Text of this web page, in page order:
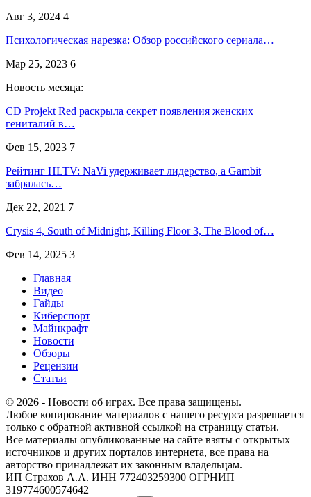
Авг 3, 2024 4
Психологическая нарезка: Обзор российского сериала…
Мар 25, 2023 6
Новость месяца:
CD Projekt Red раскрыла секрет появления женских
гениталий в…
Фев 15, 2023 7
Рейтинг HLTV: NaVi удерживает лидерство, а Gambit
забралась…
Дек 22, 2021 7
Crysis 4, South of Midnight, Killing Floor 3, The Blood of…
Фев 14, 2025 3
Главная
Видео
Гайды
Киберспорт
Майнкрафт
Новости
Обзоры
Рецензии
Статьи
© 2026 - Новости об играх. Все права защищены.
Любое копирование материалов с нашего ресурса разрешается
только с обратной активной ссылкой на страницу статьи.
Все материалы опубликованные на сайте взяты с открытых
источников и других порталов интернета, все права на
авторство принадлежат их законным владельцам.
ИП Страхов А.А. ИНН 772403259300 ОГРНИП
319774600574642